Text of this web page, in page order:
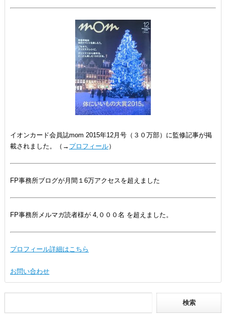
イオンカード会員誌mom 2015年12月号（３０万部）に監修記事が掲
載されました。（→ プロフィール）
FP事務所ブログが月間１6万アクセスを超えました
FP事務所メルマガ読者様が 4,０００名 を超えました。
プロフィール詳細はこちら
お問い合わせ